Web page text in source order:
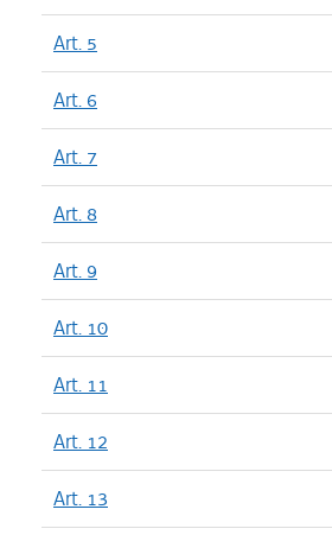
Art. 5
Art. 6
Art. 7
Art. 8
Art. 9
Art. 10
Art. 11
Art. 12
Art. 13